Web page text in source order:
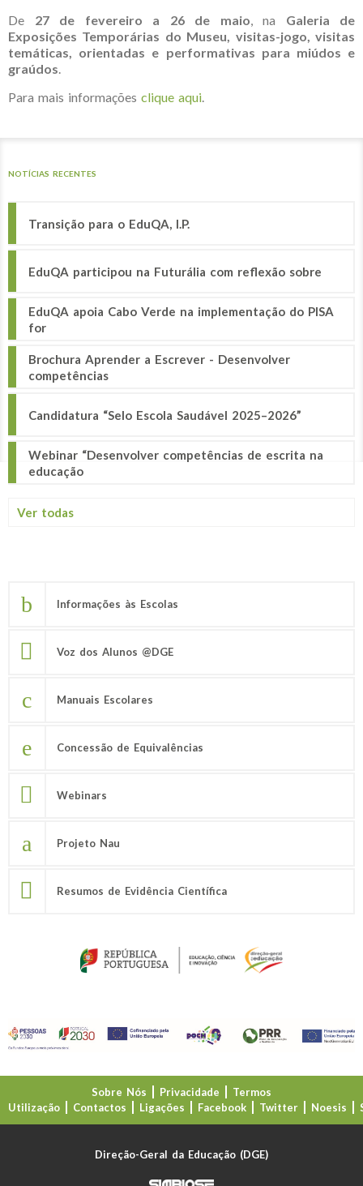
De 27 de fevereiro a 26 de maio, na Galeria de
Exposições Temporárias do Museu, visitas-jogo, visitas
temáticas, orientadas e performativas para miúdos e
graúdos.
Para mais informações clique aqui.
NOTÍCIAS RECENTES
Transição para o EduQA, I.P.
EduQA participou na Futurália com reflexão sobre
EduQA apoia Cabo Verde na implementação do PISA
for
Brochura Aprender a Escrever - Desenvolver
competências
Candidatura “Selo Escola Saudável 2025–2026”
Webinar “Desenvolver competências de escrita na
educação
Ver todas
Informações às Escolas
Voz dos Alunos @DGE
Manuais Escolares
Concessão de Equivalências
Webinars
Projeto Nau
Resumos de Evidência Científica
Sobre Nós Privacidade
Termos
Utilização
Contactos Ligações Facebook Twitter Noesis
Direção-Geral da Educação (DGE)